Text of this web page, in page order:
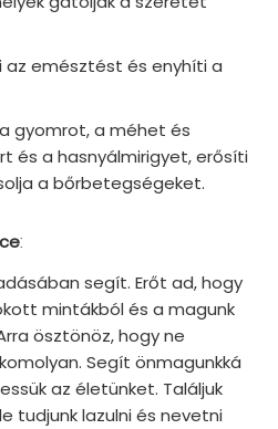
az emésztést és enyhíti a
gyomrot, a méhet és
és a hasnyálmirigyet, erősíti
a bőrbetegségeket.
:
segít. Erőt ad, hogy
mintákból és a magunk
ösztönöz, hogy ne
Segít önmagunkká
az életünket. Találjuk
tudjunk lazulni és nevetni